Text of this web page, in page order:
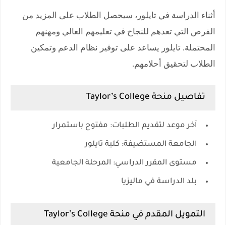
أثناء الدراسة في تايلور، سيحصل الطلاب على المزيد من
الفرص التي تعدهم للنجاح في تعليمهم العالي ومهنهم
المحتملة. تايلور يساعد على توفير نظام الدعم وتمكين
الطلاب لتحقيق أحلامهم.
تفاصيل منحة Taylor’s College
آخر موعد لتقديم الطلبات: مفتوح باستمرار
الجامعة المستضيفة: كلية تايلور
مستوى المقرر الدراسي: المرحلة الجامعية
بلد الدراسة في ماليزيا
التمويل المقدم في منحة Taylor’s College